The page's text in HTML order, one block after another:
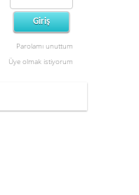
Parolamı unuttum
Üye olmak istiyorum